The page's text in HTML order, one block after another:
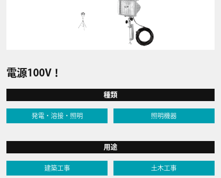
電源100V！
種類
発電・溶接・照明 照明機器
用途
建築工事 土木工事